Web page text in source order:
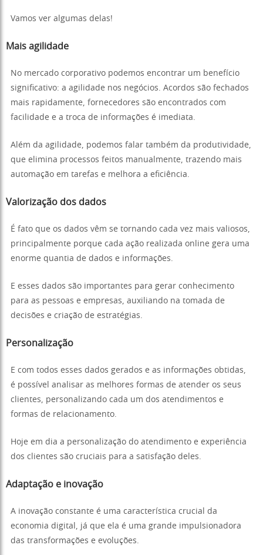
Vamos ver algumas delas!
Mais agilidade
No mercado corporativo podemos encontrar um benefício
significativo: a agilidade nos negócios. Acordos são fechados
mais rapidamente, fornecedores são encontrados com
facilidade e a troca de informações é imediata.
Além da agilidade, podemos falar também da produtividade,
que elimina processos feitos manualmente, trazendo mais
automação em tarefas e melhora a eficiência.
Valorização dos dados
É fato que os dados vêm se tornando cada vez mais valiosos,
principalmente porque cada ação realizada online gera uma
enorme quantia de dados e informações.
E esses dados são importantes para gerar conhecimento
para as pessoas e empresas, auxiliando na tomada de
decisões e criação de estratégias.
Personalização
E com todos esses dados gerados e as informações obtidas,
é possível analisar as melhores formas de atender os seus
clientes, personalizando cada um dos atendimentos e
formas de relacionamento.
Hoje em dia a personalização do atendimento e experiência
dos clientes são cruciais para a satisfação deles.
Adaptação e inovação
A inovação constante é uma característica crucial da
economia digital, já que ela é uma grande impulsionadora
das transformações e evoluções.